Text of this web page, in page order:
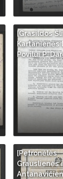
[Grasildos
Kartanienės
Povilui P.
[Petronėlės
Grauslienės